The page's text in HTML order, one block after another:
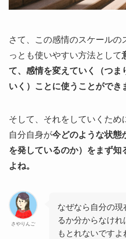
さて、この感情のスケールの
っとも使いやすい方法として
て、感情を変えていく（つま
いく）ことに使うことができ
そして、それをしていくため
自分自身が今どのような状態
を発しているのか）をまず知
よね。
さやりんご
なぜなら自分の現
るか分からなけ
もとれないですよ